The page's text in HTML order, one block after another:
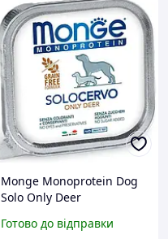
Monge Monoprotein Dog
Solo Only Deer
з олениною для собак 150
Готово до відправки